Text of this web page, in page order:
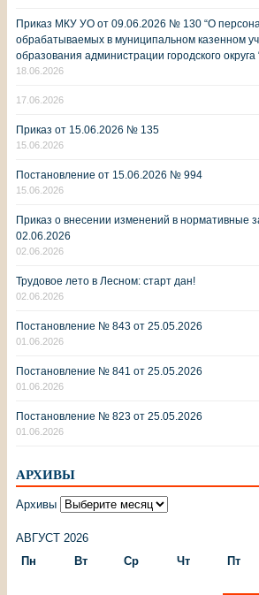
Приказ МКУ УО от 09.06.2026 № 130 “О
обрабатываемых в муниципальном казенном
образования администрации городского округа
18.06.2026
17.06.2026
Приказ от 15.06.2026 № 135
15.06.2026
Постановление от 15.06.2026 № 994
15.06.2026
Приказ о внесении изменений в нормативные
02.06.2026
02.06.2026
Трудовое лето в Лесном: старт дан!
02.06.2026
Постановление № 843 от 25.05.2026
01.06.2026
Постановление № 841 от 25.05.2026
01.06.2026
Постановление № 823 от 25.05.2026
01.06.2026
АРХИВЫ
Архивы
АВГУСТ 2026
Пн
Вт Ср Чт Пт